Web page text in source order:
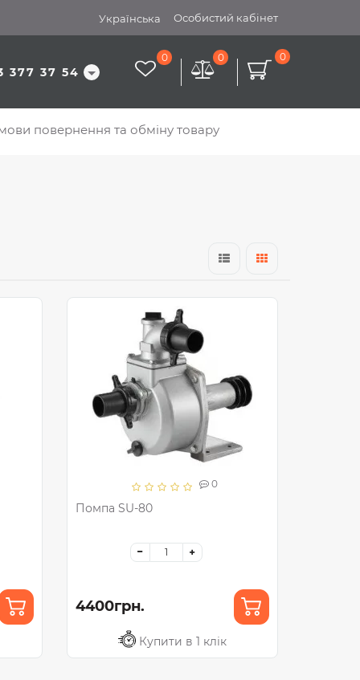
Особистий кабінет
Українська
377 37 54
0
0
0
повернення та обміну товару
0
Помпа SU-80
4400грн.
Купити в 1 клік